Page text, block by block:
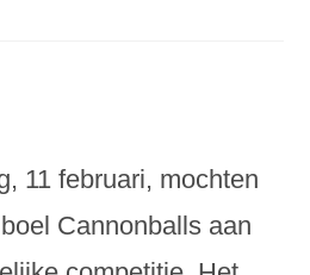
11 februari, mochten
Cannonballs aan